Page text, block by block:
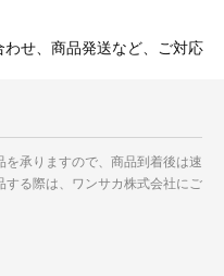
せ、商品発送など、ご対応
承りますので、商品到着後は速
する際は、ワンサカ株式会社にご